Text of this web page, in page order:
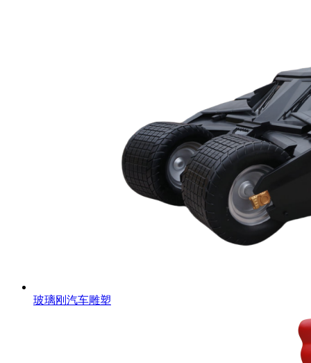
玻璃刚汽车雕塑